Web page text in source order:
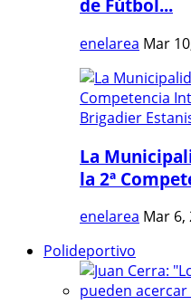
de Fútbol...
enelarea Mar
La
la 2ª
enelarea Mar 6,
Polideportivo